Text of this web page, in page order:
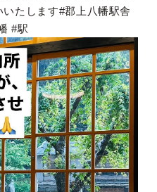
たします#郡上八幡駅舎
#駅